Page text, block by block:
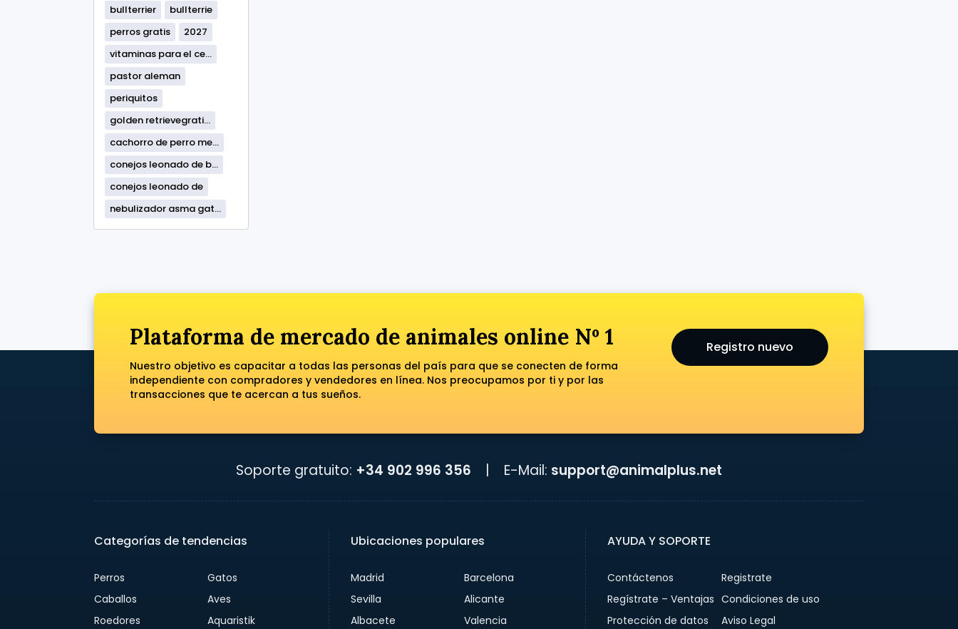
bullterrier
bullterrie
perros gratis
2027
vitaminas para el ce...
pastor aleman
periquitos
golden retrievegrati...
cachorro de perro me...
conejos leonado de b...
conejos leonado de
nebulizador asma gat...
Plataforma de mercado de animales online Nº 1
Nuestro objetivo es capacitar a todas las personas del país para que se conecten de forma
independiente con compradores y vendedores en línea. Nos preocupamos por ti y por las
transacciones que te acercan a tus sueños.
Registro nuevo
Soporte gratuito: +34 902 996 356 E-Mail: support@animalplus.net
Categorías de tendencias
Perros
Gatos
Caballos
Aves
Roedores
Aquaristik
Ubicaciones populares
Madrid
Barcelona
Sevilla
Alicante
Albacete
Valencia
AYUDA Y SOPORTE
Contáctenos
Registrate
Regístrate – Ventajas Condiciones de uso
Protección de datos
Aviso Legal